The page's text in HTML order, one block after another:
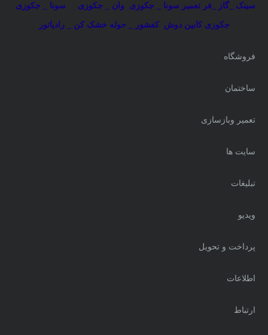
سینک _گاز _فر تعمیر سونا _ جکوزی وان _ جکوزی سونا _ جکوزی
جکوزی کابین دوش کفشور _ حوله خشک کن _ رادیاتور
فروشگاه
ساختمان
تعمیر وبازسازی
سایت ها
تبلیغات
ویدیو
پرداخت و تحویل
اطلاعات
ارتباط